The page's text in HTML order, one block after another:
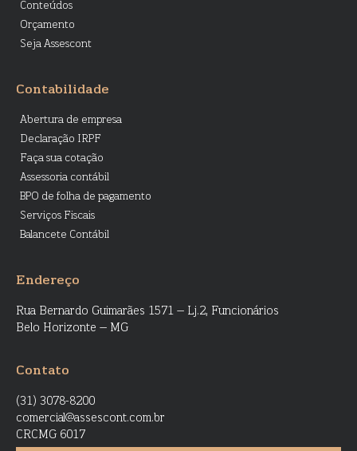
Conteúdos
Orçamento
Seja Assescont
Contabilidade
Abertura de empresa
Declaração IRPF
Faça sua cotação
Assessoria contábil
BPO de folha de pagamento
Serviços Fiscais
Balancete Contábil
Endereço
Rua Bernardo Guimarães 1571 – Lj.2, Funcionários
Belo Horizonte – MG
Contato
(31) 3078-8200
comercial@assescont.com.br
CRCMG 6017